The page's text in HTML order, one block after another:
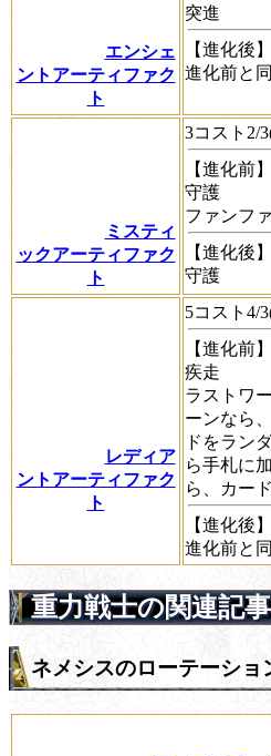
エンシェ
ントアーティファク
ト
突進
【進化後】
進化前と
ミスティ
ックアーティファク
ト
3コスト2/
【進化前】
守護
ファンフ
【進化後】
守護
レディア
ントアーティファク
ト
5コスト4/
【進化前】
疾走
ラストワ
ーンなら
ドをラン
ら手札に
ら、カー
【進化後】
進化前と
重力戦士の関連記事
ネメシスのローテーショ